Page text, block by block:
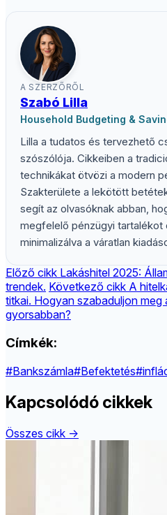
A SZERZŐRŐL
Szabó Lilla
Household Budgeting &
Lilla a tudatos és tervezhető
szószólója. Cikkeiben a
technikákat ötvözi a modern
Szakterülete a lekötött
segít az olvasóknak abban,
megfelelő pénzügyi tartalékot
minimalizálva a váratlan
Előző cikk Lakáshitel 2025:
trendek. Következő cikk A
titkai. Hogyan szabaduljon meg
gyorsabban?
Címkék:
#Bankszámla#Befektetés
Kapcsolódó cikkek
Összes cikk →